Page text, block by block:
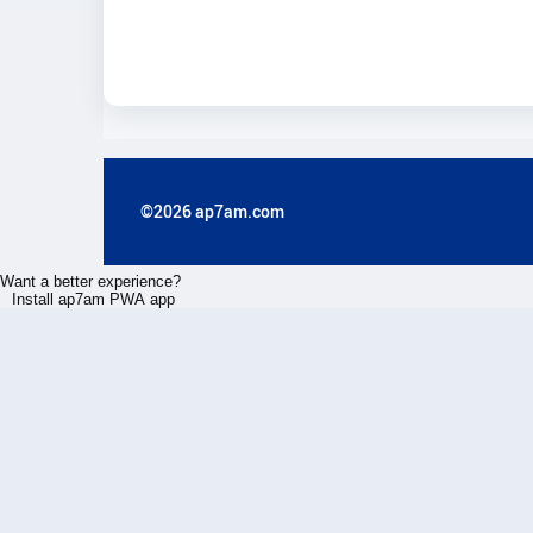
©2026 ap7am.com
Want a better experience?
Install ap7am PWA app